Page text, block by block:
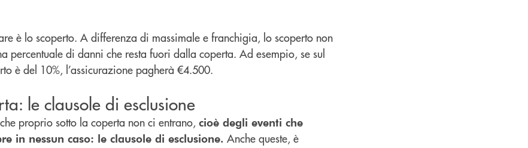
è lo scoperto. A differenza di massimale e franchigia, lo scoperto non
percentuale di danni che resta fuori dalla coperta. Ad esempio, se sul
è del 10%, l’assicurazione pagherà €4.500.
le clausole di esclusione
proprio sotto la coperta non ci entrano, cioè degli eventi che
in nessun caso: le clausole di esclusione. Anche queste, è